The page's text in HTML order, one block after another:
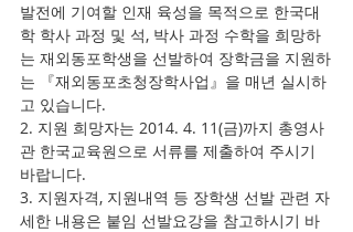
발전에 기여할 인재 육성을 목적으로 한국대
학 학사 과정 및 석, 박사 과정 수학을 희망하
는 재외동포학생을 선발하여 장학금을 지원하
는 『재외동포초청장학사업』을 매년 실시하
고 있습니다.
2. 지원 희망자는 2014. 4. 11(금)까지 총영사
관 한국교육원으로 서류를 제출하여 주시기
바랍니다.
3. 지원자격, 지원내역 등 장학생 선발 관련 자
세한 내용은 붙임 선발요강을 참고하시기 바